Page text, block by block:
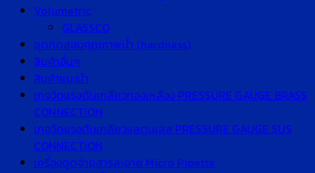
Volumetric
GLASSCO
ชุดทดสอบคุณภาพน้ำ (hardness)
สินค้าอื่นๆ
สินค้าแนะนำ
เกจวัดแรงดันเกลียวทองเหลือง PRESSURE GAUGE BRASS
CONNECTION
เกจวัดแรงดันเกลียวแสตนเลส PRESSURE GAUGE SUS
CONNECTION
เครื่องดูดจ่ายสารละลาย Micro Pipette